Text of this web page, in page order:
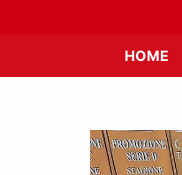
HOME